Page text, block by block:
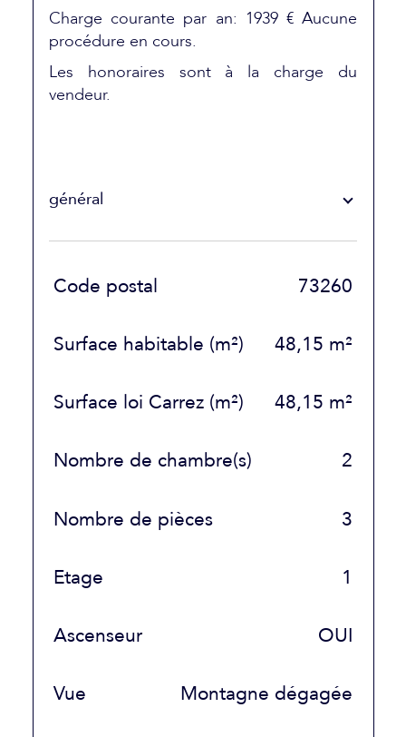
Charge courante par an: 1939 € Aucune
procédure en cours.
Les honoraires sont à la charge du
vendeur.
général
TRAD_SIROCCO_Caracteristique Valeurs
Code postal 73260
Surface habitable (m²) 48,15 m²
Surface loi Carrez (m²) 48,15 m²
Nombre de chambre(s) 2
Nombre de pièces 3
Etage 1
Ascenseur OUI
Vue Montagne dégagée